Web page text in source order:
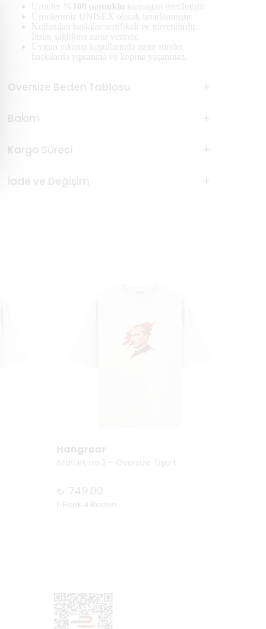
Ürünler
%100 pamuklu
kumaştan üretilmiştir.
Ürünlerimiz UNISEX olarak tasarlanmıştır.
Kullanılan baskılar sertifikalı ve güvenilirdir.
İnsan sağlığına zarar vermez.
Uygun yıkama koşullarında uzun süreler
baskılarda yıpranma ve kopma yaşanmaz.
Oversize Beden Tablosu
Bakım
Kargo Süreci
İade ve Değişim
Hangroar
Atatürk no.2 - Oversize Tişört
₺ 749.00
11 Renk 4 Beden